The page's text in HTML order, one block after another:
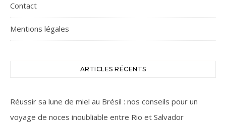
Contact
Mentions légales
ARTICLES RÉCENTS
Réussir sa lune de miel au Brésil : nos conseils pour un
voyage de noces inoubliable entre Rio et Salvador